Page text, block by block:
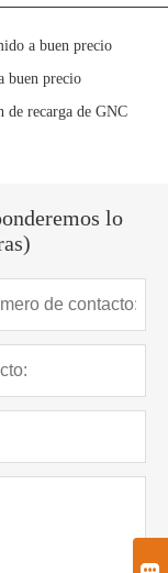
a buen precio
buen precio
de recarga de GNC
lo